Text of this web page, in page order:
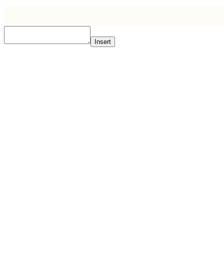
Insert